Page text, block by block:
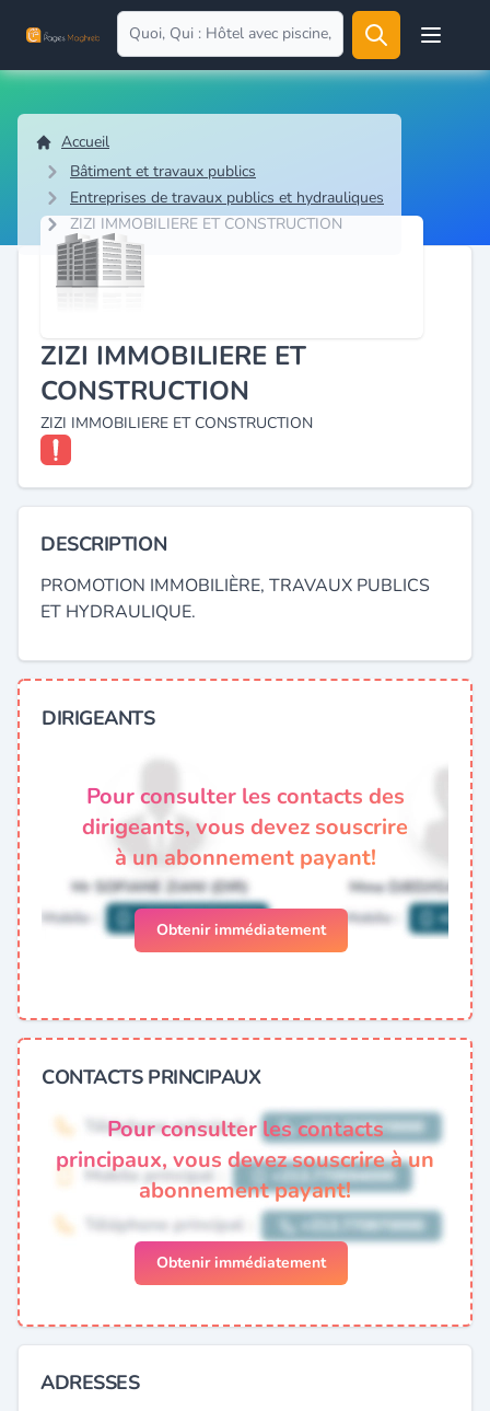
Open
Accueil
Bâtiment et travaux publics
Entreprises de travaux publics et hydrauliques
ZIZI IMMOBILIERE ET CONSTRUCTION
ZIZI IMMOBILIERE ET
CONSTRUCTION
ZIZI IMMOBILIERE ET CONSTRUCTION
DESCRIPTION
PROMOTION IMMOBILIÈRE, TRAVAUX PUBLICS
ET HYDRAULIQUE.
DIRIGEANTS
Pour consulter les contacts des
dirigeants, vous devez souscrire
à un abonnement payant!
Obtenir immédiatement
CONTACTS PRINCIPAUX
Pour consulter les contacts
principaux, vous devez souscrire à un
abonnement payant!
Obtenir immédiatement
ADRESSES